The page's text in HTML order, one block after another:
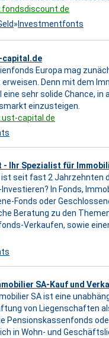
» Investmentfonts
capital.de
Europa mag
Denn mit dem
eine sehr solide Chance,
einzusteigen.
capital.de
- Ihr Spezialist für
seit fast 2 Jahrzehnten
Investieren? In Fonds,
Fonds oder
Beratung zu den
Verkaufen, sowie
SA-Kauf und
SA ist eine
von Liegenschaften
Pensionskassenfonds
in Wohn- und